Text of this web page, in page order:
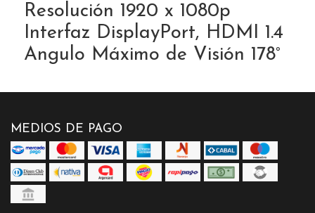
Resolución 1920 x 1080p
Interfaz DisplayPort, HDMI 1.4
Angulo Máximo de Visión 178°
MEDIOS DE PAGO